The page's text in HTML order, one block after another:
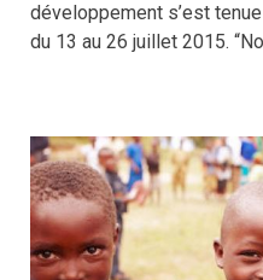
développement s’est
du 13 au 26 juillet 2015.